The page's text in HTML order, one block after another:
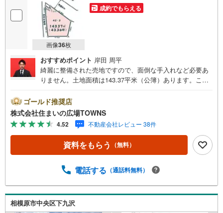
画像36枚
成約でもらえる
おすすめポイント 岸田 周平
綺麗に整備された売地ですので、面倒な手入れなど必要あ
りません。土地面積は143.37平米（公簿）あります。こち
休/9:00～21:00】人気物件は特にお問い合わせが集中する
ため、お早めにお電話下さい。「室内・現地を見学する」
ボタンよりご予約頂くとご見学がスムーズです。■その他、
各種ご相談も承っております。○住宅ローンのご相談○ライ
フプランのシミュレーション■住まいの広場TOWNSからお
客様へ経験豊富なスタッフが親身になってお客様に合った
紹介可能ですのでお気軽にお問い合わせ下さい♪駐車場も
ゴールド推奨店
株式会社住まいの広場TOWNS
4.52 不動産会社レビュー 38件
資料をもらう （無料）
電話する （通話料無料）
相模原市中央区下九沢